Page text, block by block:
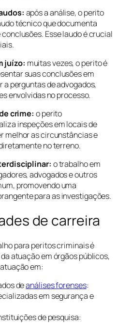
após a análise, o perito
técnico que documenta
Esse laudo é crucial
juízo: muitas vezes, o perito é
suas conclusões em
a perguntas de advogados,
envolvidas no processo.
crime: o perito
inspeções em locais de
melhor as circunstâncias e
no terreno.
o trabalho em
advogados e outros
promovendo uma
para as investigações.
de carreira
para peritos criminais é
atuação em órgãos públicos,
em:
deanálises forenses:
em segurança e
de pesquisa: